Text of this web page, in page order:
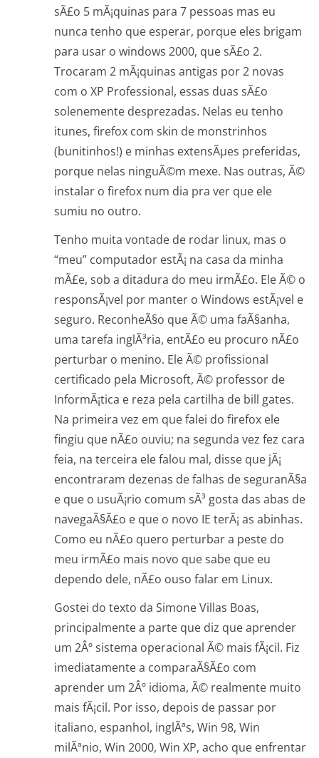
sÃ£o 5 mÃ¡quinas para 7 pessoas mas eu
nunca tenho que esperar, porque eles brigam
para usar o windows 2000, que sÃ£o 2.
Trocaram 2 mÃ¡quinas antigas por 2 novas
com o XP Professional, essas duas sÃ£o
solenemente desprezadas. Nelas eu tenho
itunes, firefox com skin de monstrinhos
(bunitinhos!) e minhas extensÃµes preferidas,
porque nelas ninguÃ©m mexe. Nas outras, Ã©
instalar o firefox num dia pra ver que ele
sumiu no outro.
Tenho muita vontade de rodar linux, mas o
“meu” computador estÃ¡ na casa da minha
mÃ£e, sob a ditadura do meu irmÃ£o. Ele Ã© o
responsÃ¡vel por manter o Windows estÃ¡vel e
seguro. ReconheÃ§o que Ã© uma faÃ§anha,
uma tarefa inglÃ³ria, entÃ£o eu procuro nÃ£o
perturbar o menino. Ele Ã© profissional
certificado pela Microsoft, Ã© professor de
InformÃ¡tica e reza pela cartilha de bill gates.
Na primeira vez em que falei do firefox ele
fingiu que nÃ£o ouviu; na segunda vez fez cara
feia, na terceira ele falou mal, disse que jÃ¡
encontraram dezenas de falhas de seguranÃ§a
e que o usuÃ¡rio comum sÃ³ gosta das abas de
navegaÃ§Ã£o e que o novo IE terÃ¡ as abinhas.
Como eu nÃ£o quero perturbar a peste do
meu irmÃ£o mais novo que sabe que eu
dependo dele, nÃ£o ouso falar em Linux.
Gostei do texto da Simone Villas Boas,
principalmente a parte que diz que aprender
um 2Âº sistema operacional Ã© mais fÃ¡cil. Fiz
imediatamente a comparaÃ§Ã£o com
aprender um 2Âº idioma, Ã© realmente muito
mais fÃ¡cil. Por isso, depois de passar por
italiano, espanhol, inglÃªs, Win 98, Win
milÃªnio, Win 2000, Win XP, acho que enfrentar